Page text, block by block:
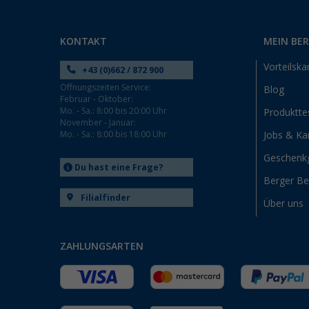
Eisenach (1)
Ellingen (1)
Erfurt (1)
Eriskirch (1)
Frankfurt am Main (1)
Freiburg (1)
Fulda (1)
Gera (1)
Gießen (1)
Hamburg (1)
Hannover (1)
Heide (1)
KONTAKT
+43 (0)662 / 872 900
Öffnungszeiten Service:
Februar - Oktober:
Mo. - Sa.: 8:00 bis 20:00 Uhr
November - Januar:
Mo. - Sa.: 8:00 bis 18:00 Uhr
Du hast eine Frage?
Filialfinder
MEIN
Blog
Jobs &
Berger
Über uns
ZAHLUNGSARTEN